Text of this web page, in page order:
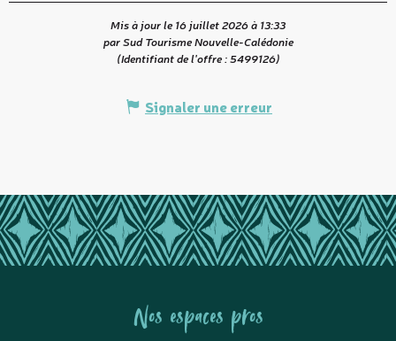
Mis à jour le 16 juillet 2026 à 13:33
par Sud Tourisme Nouvelle-Calédonie
(Identifiant de l'offre :5499126)
Signaler une erreur
Nos espaces pros